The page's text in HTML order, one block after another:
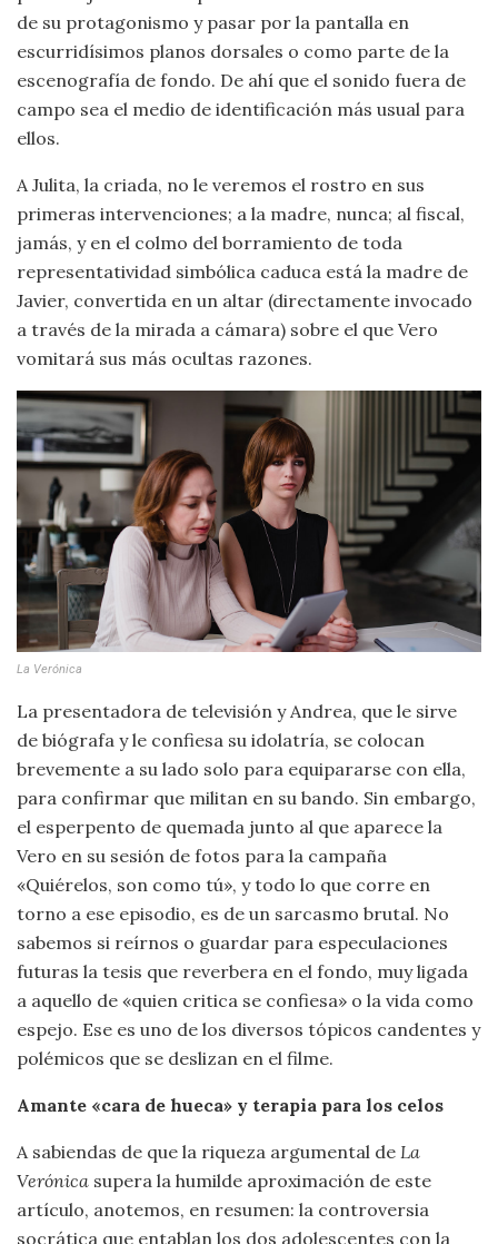
de su protagonismo y pasar por la pantalla en
escurridísimos planos dorsales o como parte de la
escenografía de fondo. De ahí que el sonido fuera de
campo sea el medio de identificación más usual para
ellos.
A Julita, la criada, no le veremos el rostro en sus
primeras intervenciones; a la madre, nunca; al fiscal,
jamás, y en el colmo del borramiento de toda
representatividad simbólica caduca está la madre de
Javier, convertida en un altar (directamente invocado
a través de la mirada a cámara) sobre el que Vero
vomitará sus más ocultas razones.
La Verónica
La presentadora de televisión y Andrea, que le sirve
de biógrafa y le confiesa su idolatría, se colocan
brevemente a su lado solo para equipararse con ella,
para confirmar que militan en su bando. Sin embargo,
el esperpento de quemada junto al que aparece la
Vero en su sesión de fotos para la campaña
«Quiérelos, son como tú», y todo lo que corre en
torno a ese episodio, es de un sarcasmo brutal. No
sabemos si reírnos o guardar para especulaciones
futuras la tesis que reverbera en el fondo, muy ligada
a aquello de «quien critica se confiesa» o la vida como
espejo. Ese es uno de los diversos tópicos candentes y
polémicos que se deslizan en el filme.
Amante «cara de hueca» y terapia para los celos
A sabiendas de que la riqueza argumental de La
Verónica supera la humilde aproximación de este
artículo, anotemos, en resumen: la controversia
socrática que entablan los dos adolescentes con la